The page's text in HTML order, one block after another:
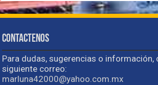
Contactenos
Para dudas, sugerencias o información,
siguiente correo:
marluna42000@yahoo.com.mx